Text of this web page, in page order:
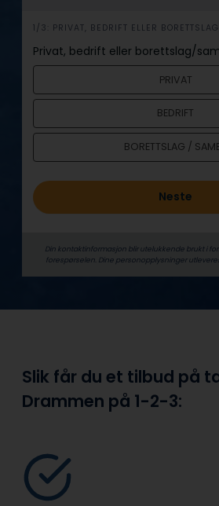
h
e
r
1/3: PRIVAT, BEDRIFT ELLER
Privat, bedrift eller borettslag/
PRIVAT
BEDRIFT
BORETTSLAG /
Neste
Din kontaktinformasjon blir utelukkende brukt i
forespørselen. Dine person­­opplysninger
Slik får du et tilbud på
Drammen på 1-2-3: